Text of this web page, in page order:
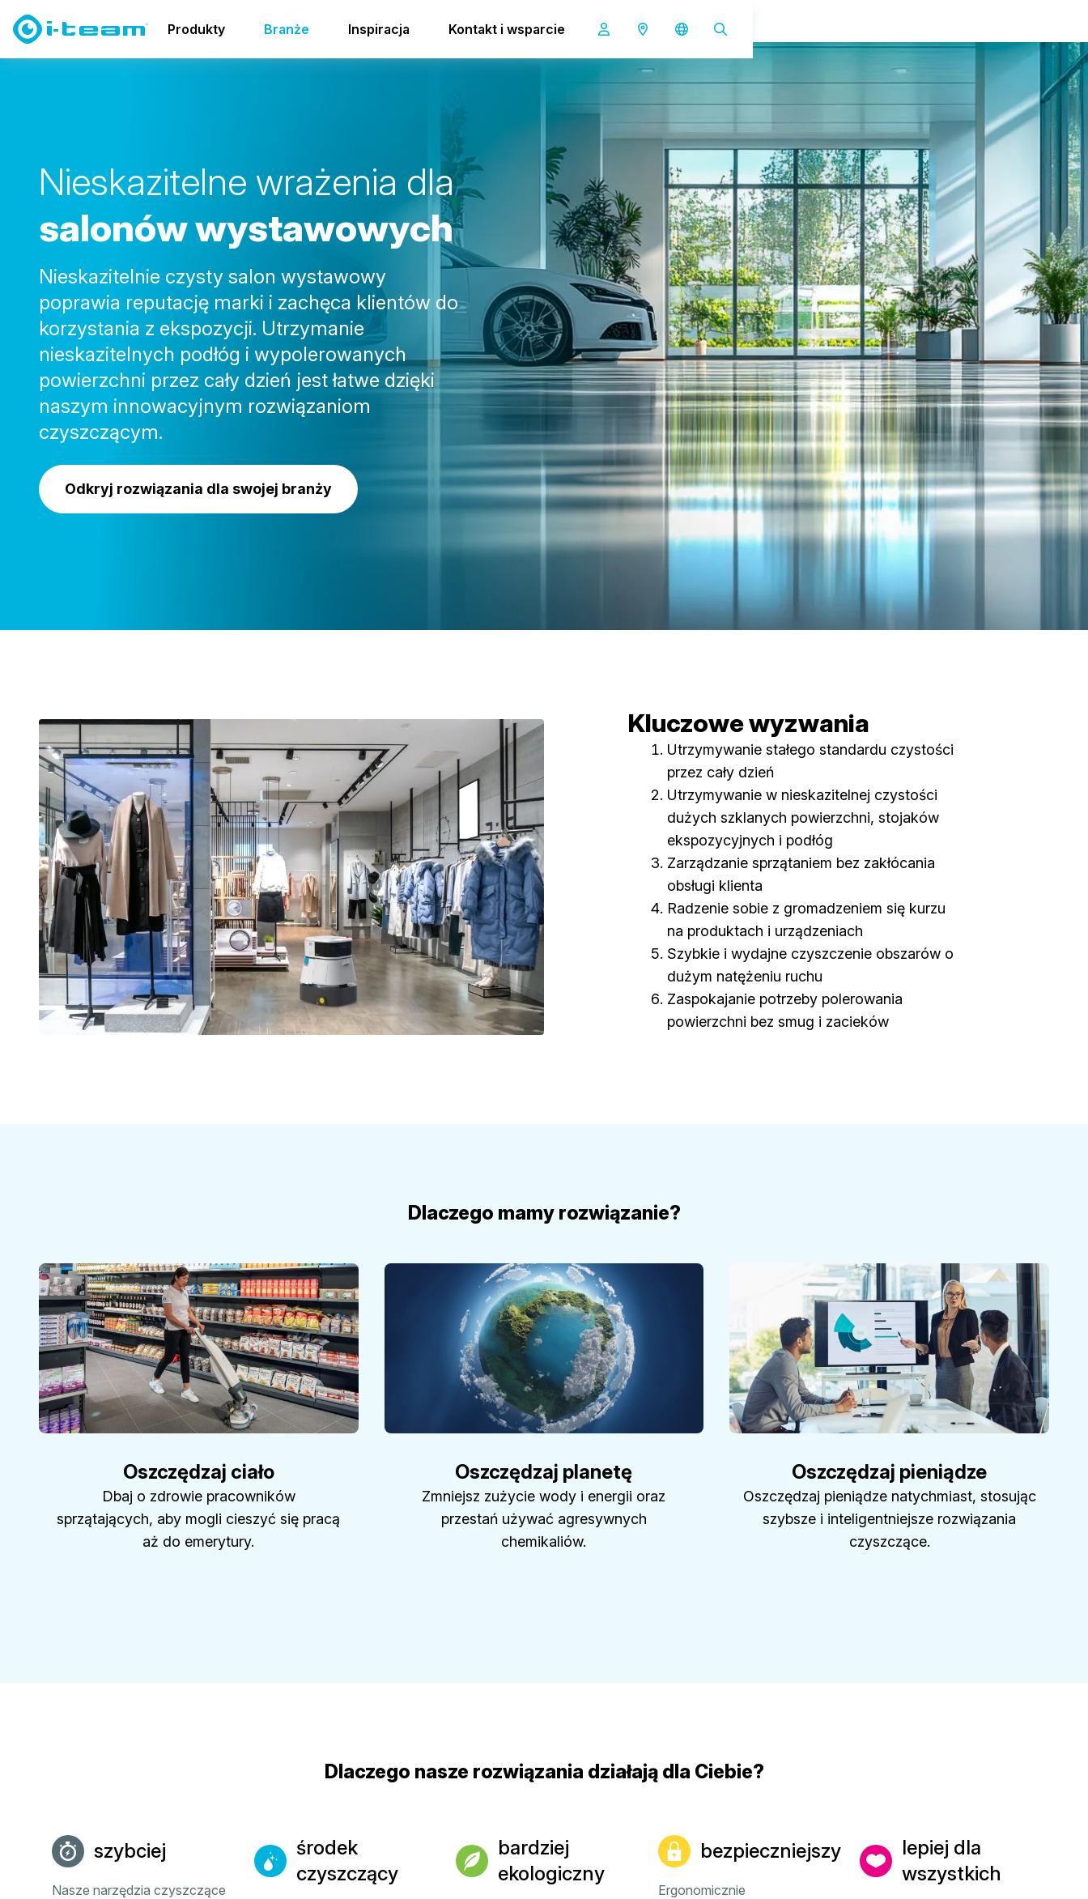
Produkty Branże Inspiracja Kontakt i wsparcie
Salony
Nieskazitelne wrażenia dla
salonówwystawowych
Nieskazitelnie czysty salon wystawowy
poprawia reputację marki i zachęca klientów do
korzystania z ekspozycji. Utrzymanie
nieskazitelnych podłóg i wypolerowanych
powierzchni przez cały dzień jest łatwe dzięki
naszym innowacyjnym rozwiązaniom
czyszczącym.
Odkryj rozwiązania dla swojej branży
Kluczowe wyzwania
Utrzymywanie stałego standardu czystości
przez cały dzień
Utrzymywanie w nieskazitelnej czystości
dużych szklanych powierzchni, stojaków
ekspozycyjnych i podłóg
Zarządzanie sprzątaniem bez zakłócania
obsługi klienta
Radzenie sobie z gromadzeniem się kurzu
na produktach i urządzeniach
Szybkie i wydajne czyszczenie obszarów o
dużym natężeniu ruchu
Zaspokajanie potrzeby polerowania
powierzchni bez smug i zacieków
Dlaczego mamy rozwiązanie?
Oszczędzaj ciało
Dbaj o zdrowie pracowników
sprzątających, aby mogli cieszyć się pracą
aż do emerytury.
Oszczędzaj planetę
Zmniejsz zużycie wody i energii oraz
przestań używać agresywnych
chemikaliów.
Oszczędzaj pieniądze
Oszczędzaj pieniądze natychmiast, stosując
szybsze i inteligentniejsze rozwiązania
czyszczące.
Dlaczego nasze rozwiązania działają dla Ciebie?
szybciej
Nasze narzędzia czyszczące
środek
czyszczący
bardziej
ekologiczny
bezpieczniejszy
Ergonomicznie
lepiej dla
wszystkich